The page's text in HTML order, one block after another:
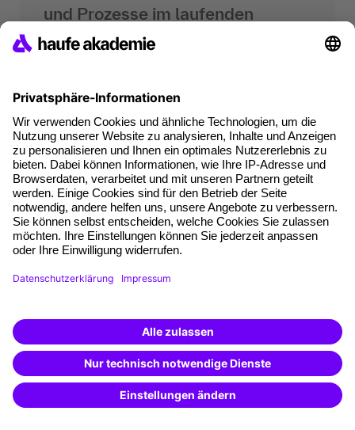
und Prozesse im laufenden
Betrieb
Immobilienverwaltung: Kosten,
Aufgaben und Karriere